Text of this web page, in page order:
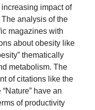
impact of
analysis of the
magazines with
about obesity like
thematically
metabolism. The
of citations like the
have an
of productivity